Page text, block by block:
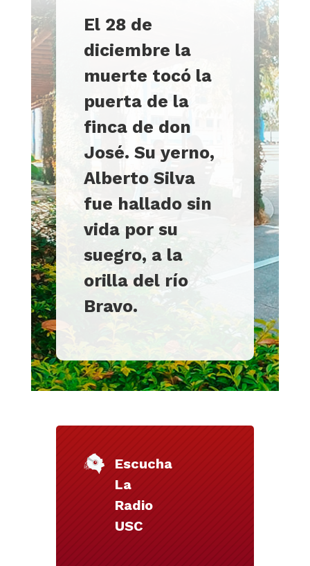
El 28 de
diciembre la
muerte tocó la
puerta de la
finca de don
José. Su yerno,
Alberto Silva
fue hallado sin
vida por su
suegro, a la
orilla del río
Bravo.
Escucha
La
Radio
USC